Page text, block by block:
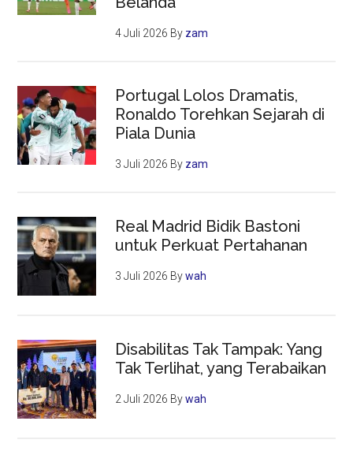
4 Juli 2026 By zam
Portugal Lolos Dramatis,
Ronaldo Torehkan Sejarah di
Piala Dunia
3 Juli 2026 By zam
Real Madrid Bidik Bastoni
untuk Perkuat Pertahanan
3 Juli 2026 Bywah
Disabilitas Tak Tampak: Yang
Tak Terlihat, yang Terabaikan
2 Juli 2026 Bywah